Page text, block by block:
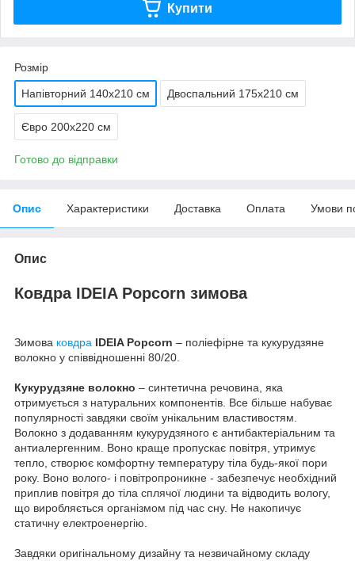
Купити
Розмір
Напівторний 140х210 см Двоспальний 175х210 см
Євро 200х220 см
Готово до відправки
Опис Характеристики Доставка Оплата Умови
Опис
Ковдра IDEIA Popcorn зимова
Зимова ковдра IDEIA Popcorn – поліефірне та кукурудзяне
волокно у співвідношенні 80/20.
Кукурудзяне волокно – синтетична речовина, яка
отримується з натуральних компонентів. Все більше набуває
популярності завдяки своїм унікальним властивостям.
Волокно з додаванням кукурудзяного є антибактеріальним та
антиалергенним. Воно краще пропускає повітря, утримує
тепло, створює комфортну температуру тіла будь-якої пори
року. Воно волого- і повітропроникне - забезпечує необхідний
приплив повітря до тіла сплячої людини та відводить вологу,
що виробляється організмом під час сну. Не накопичує
статичну електроенергію.
Завдяки оригінальному дизайну та незвичайному складу